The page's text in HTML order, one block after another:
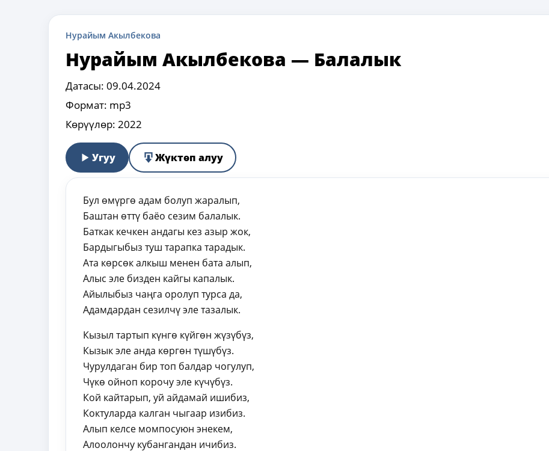
Нурайым Акылбекова
Нурайым Акылбекова — Балалык
Датасы: 09.04.2024
Формат: mp3
Көрүүлөр: 2022
Угуу Жүктөп алуу
Бул өмүргө адам болуп жаралып,
Баштан өттү баёо сезим балалык.
Баткак кечкен андагы кез азыр жок,
Бардыгыбыз туш тарапка тарадык.
Ата көрсөк алкыш менен бата алып,
Алыс эле бизден кайгы капалык.
Айылыбыз чаңга оролуп турса да,
Адамдардан сезилчү эле тазалык.
Кызыл тартып күнгө күйгөн жүзүбүз,
Кызык эле анда көргөн түшүбүз.
Чурулдаган бир топ балдар чогулуп,
Чүкө ойноп корочу эле күчүбүз.
Кой кайтарып, уй айдамай ишибиз,
Коктуларда калган чыгаар изибиз.
Алып келсе момпосуюн энекем,
Алоолончу кубангандан ичибиз.